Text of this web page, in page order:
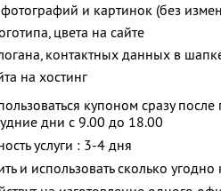
и картинок (без
цвета на сайте
контактных данных в
на хостинг
купоном сразу
дни с 9.00 до 18.00
услуги : 3-4 дня
и использовать сколько